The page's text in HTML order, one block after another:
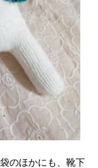
のほかにも、靴下